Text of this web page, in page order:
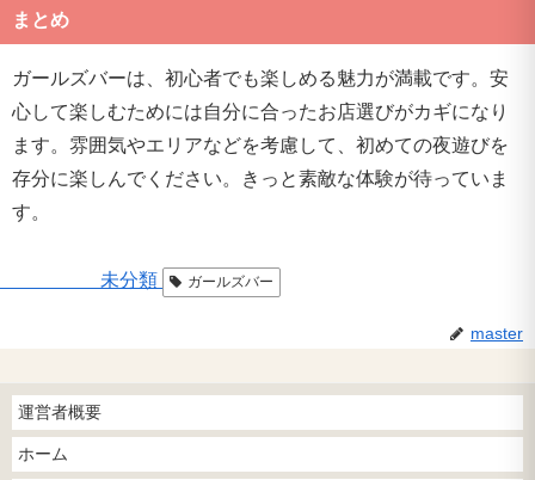
まとめ
ガールズバーは、初心者でも楽しめる魅力が満載です。安
心して楽しむためには自分に合ったお店選びがカギになり
ます。雰囲気やエリアなどを考慮して、初めての夜遊びを
存分に楽しんでください。きっと素敵な体験が待っていま
す。
未分類 ガールズバー
master
運営者概要
ホーム